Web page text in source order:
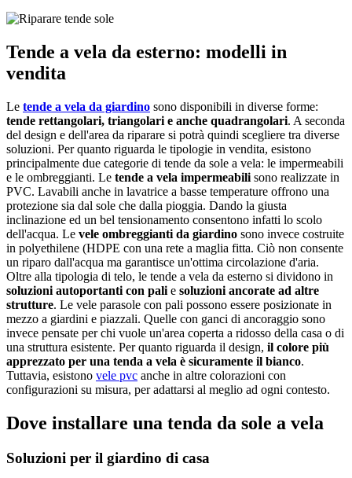
Tende a vela da esterno: modelli in
vendita
Le tende a vela da giardino sono disponibili in diverse forme:
tende rettangolari, triangolari e anche quadrangolari. A seconda
del design e dell'area da riparare si potrà quindi scegliere tra diverse
soluzioni. Per quanto riguarda le tipologie in vendita, esistono
principalmente due categorie di tende da sole a vela: le impermeabili
e le ombreggianti. Le tende a vela impermeabili sono realizzate in
PVC. Lavabili anche in lavatrice a basse temperature offrono una
protezione sia dal sole che dalla pioggia. Dando la giusta
inclinazione ed un bel tensionamento consentono infatti lo scolo
dell'acqua. Le vele ombreggianti da giardino sono invece costruite
in polyethilene (HDPE con una rete a maglia fitta. Ciò non consente
un riparo dall'acqua ma garantisce un'ottima circolazione d'aria.
Oltre alla tipologia di telo, le tende a vela da esterno si dividono in
soluzioni autoportanti con pali e soluzioni ancorate ad altre
strutture. Le vele parasole con pali possono essere posizionate in
mezzo a giardini e piazzali. Quelle con ganci di ancoraggio sono
invece pensate per chi vuole un'area coperta a ridosso della casa o di
una struttura esistente. Per quanto riguarda il design, il colore più
apprezzato per una tenda a vela è sicuramente il bianco.
Tuttavia, esistono vele pvc anche in altre colorazioni con
configurazioni su misura, per adattarsi al meglio ad ogni contesto.
Dove installare una tenda da sole a vela
Soluzioni per il giardino di casa